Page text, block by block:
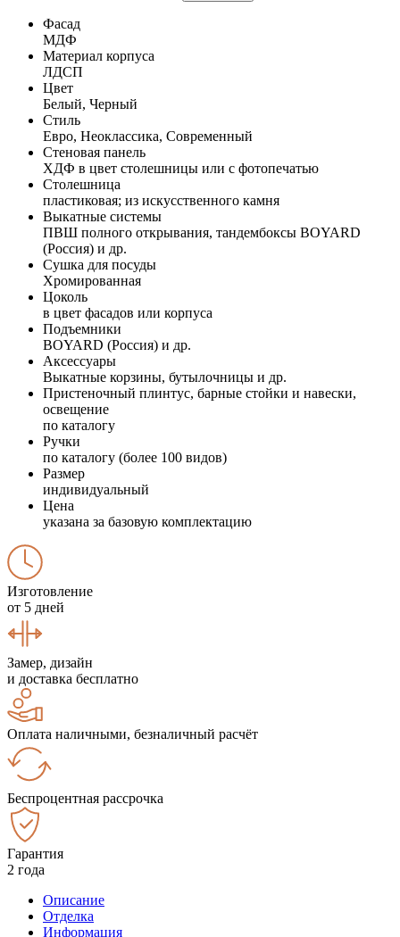
Фасад
МДФ
Материал корпуса
ЛДСП
Цвет
Белый, Черный
Стиль
Евро, Неоклассика, Современный
Стеновая панель
ХДФ в цвет столешницы или с фотопечатью
Столешница
пластиковая; из искусственного камня
Выкатные системы
ПВШ полного открывания, тандембоксы BOYARD
(Россия) и др.
Сушка для посуды
Хромированная
Цоколь
в цвет фасадов или корпуса
Подъемники
BOYARD (Россия) и др.
Аксессуары
Выкатные корзины, бутылочницы и др.
Пристеночный плинтус, барные стойки и навески,
освещение
по каталогу
Ручки
по каталогу (более 100 видов)
Размер
индивидуальный
Цена
указана за базовую комплектацию
Изготовление
от 5 дней
Замер, дизайн
и доставка бесплатно
Оплата наличными, безналичный расчёт
Беспроцентная рассрочка
Гарантия
2 года
Описание
Отделка
Информация